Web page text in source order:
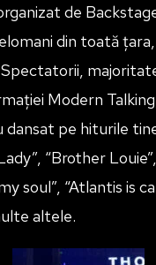
de
din toată
Modern
dansat pe hiturile
“Brother
soul”, “Atlantis is
altele.